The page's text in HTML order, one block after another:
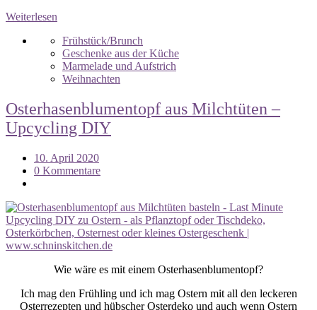
Weiterlesen
Frühstück/Brunch
Geschenke aus der Küche
Marmelade und Aufstrich
Weihnachten
Osterhasenblumentopf aus Milchtüten –
Upcycling DIY
10. April 2020
0 Kommentare
Wie wäre es mit einem Osterhasenblumentopf?
Ich mag den Frühling und ich mag Ostern mit all den leckeren
Osterrezepten und hübscher Osterdeko und auch wenn Ostern